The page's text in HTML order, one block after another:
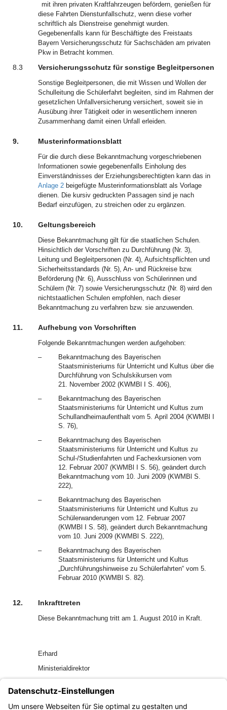
mit ihren privaten Kraftfahrzeugen befördern, genießen für
diese Fahrten Dienstunfallschutz, wenn diese vorher
schriftlich als Dienstreise genehmigt wurden.
Gegebenenfalls kann für Beschäftigte des Freistaats
Bayern Versicherungsschutz für Sachschäden am privaten
Pkw in Betracht kommen.
8.3 Versicherungsschutz für sonstige Begleitpersonen
Sonstige Begleitpersonen, die mit Wissen und Wollen der
Schulleitung die Schülerfahrt begleiten, sind im Rahmen der
gesetzlichen Unfallversicherung versichert, soweit sie in
Ausübung ihrer Tätigkeit oder in wesentlichem inneren
Zusammenhang damit einen Unfall erleiden.
9. Musterinformationsblatt
Für die durch diese Bekanntmachung vorgeschriebenen
Informationen sowie gegebenenfalls Einholung des
Einverständnisses der Erziehungsberechtigten kann das in
Anlage 2 beigefügte Musterinformationsblatt als Vorlage
dienen. Die kursiv gedruckten Passagen sind je nach
Bedarf einzufügen, zu streichen oder zu ergänzen.
10. Geltungsbereich
Diese Bekanntmachung gilt für die staatlichen Schulen.
Hinsichtlich der Vorschriften zu Durchführung (Nr. 3),
Leitung und Begleitpersonen (Nr. 4), Aufsichtspflichten und
Sicherheitsstandards (Nr. 5), An- und Rückreise bzw.
Beförderung (Nr. 6), Ausschluss von Schülerinnen und
Schülern (Nr. 7) sowie Versicherungsschutz (Nr. 8) wird den
nichtstaatlichen Schulen empfohlen, nach dieser
Bekanntmachung zu verfahren bzw. sie anzuwenden.
11. Aufhebung von Vorschriften
Folgende Bekanntmachungen werden aufgehoben:
–
Bekanntmachung des Bayerischen
Staatsministeriums für Unterricht und Kultus über die
Durchführung von Schulskikursen vom
21. November 2002 (KWMBl I S. 406),
–
Bekanntmachung des Bayerischen
Staatsministeriums für Unterricht und Kultus zum
Schullandheimaufenthalt vom 5. April 2004 (KWMBl I
S. 76),
–
Bekanntmachung des Bayerischen
Staatsministeriums für Unterricht und Kultus zu
Schul-/Studienfahrten und Fachexkursionen vom
12. Februar 2007 (KWMBl I S. 56), geändert durch
Bekanntmachung vom 10. Juni 2009 (KWMBl S.
222),
–
Bekanntmachung des Bayerischen
Staatsministeriums für Unterricht und Kultus zu
Schülerwanderungen vom 12. Februar 2007
(KWMBl I S. 58), geändert durch Bekanntmachung
vom 10. Juni 2009 (KWMBl S. 222),
–
Bekanntmachung des Bayerischen
Staatsministeriums für Unterricht und Kultus
„Durchführungshinweise zu Schülerfahrten“ vom 5.
Februar 2010 (KWMBl S. 82).
12. Inkrafttreten
Diese Bekanntmachung tritt am 1. August 2010 in Kraft.
Erhard
Ministerialdirektor
Anlagen
Anlage 1: Liste der Reisenden für Schulreisen
innerhalb der Europäischen Union